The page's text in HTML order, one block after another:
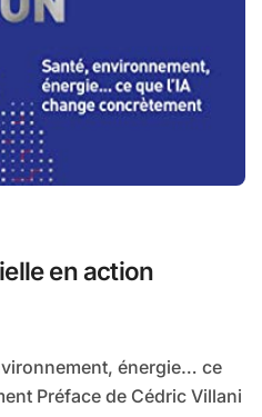
en action
Préface de Cédric Villani